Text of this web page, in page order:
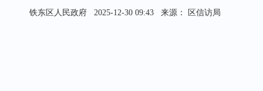
铁东区人民政府 2025-12-30 09:43 来源： 区信访局